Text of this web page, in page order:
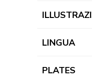
LINGUA
PLATES